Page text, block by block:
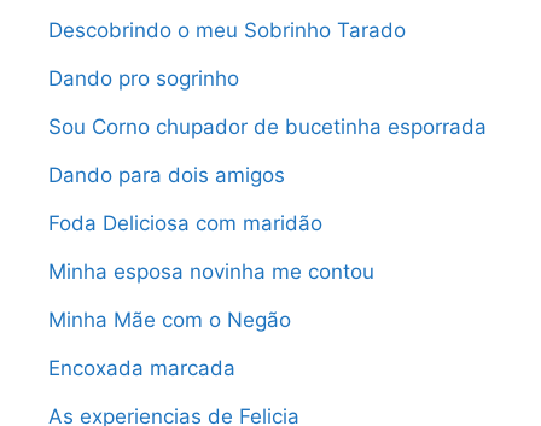
Descobrindo o meu Sobrinho Tarado
Dando pro sogrinho
Sou Corno chupador de bucetinha esporrada
Dando para dois amigos
Foda Deliciosa com maridão
Minha esposa novinha me contou
Minha Mãe com o Negão
Encoxada marcada
As experiencias de Felicia